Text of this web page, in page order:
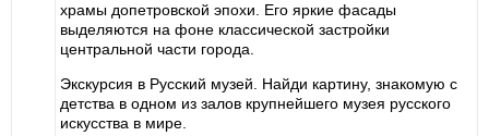
храмы допетровской эпохи. Его яркие фасады
выделяются на фоне классической застройки
центральной части города.
Экскурсия в Русский музей. Найди картину, знакомую с
детства в одном из залов крупнейшего музея русского
искусства в мире.